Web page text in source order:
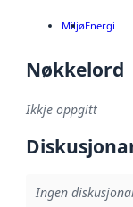
MiljøEnergi
Nøkkelord
Ikkje oppgitt
Ingen